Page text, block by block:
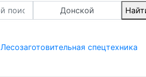
Донской
Лесозаготовительная спецтехника